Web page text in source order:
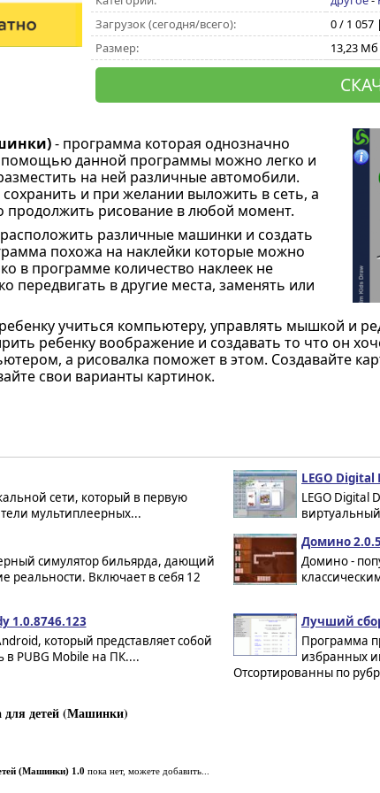
Загрузок (сегодня/всего):
0 / 1 057 |
Размер:
13,23 Мб
- программа которая однозначно
помощью данной программы можно легко и
на ней различные автомобили.
и при желании выложить в сеть, а
продолжить рисование в любой момент.
различные машинки и создать
похожа на наклейки которые можно
в программе количество наклеек не
передвигать в другие места, заменять или
учиться компьютеру, управлять мышкой и
ребенку воображение и создавать то что он
а рисовалка поможет в этом. Создавайте
свои варианты картинок.
сети, который в первую
мультиплеерных...
LEGO Digital
LEGO Digital
симулятор бильярда, дающий
Включает в себя 12
Домино
Домино -
1.0.8746.123
который представляет собой
в PUBG Mobile на ПК....
Лучший
Программа
избранных
Отсортированны по
для детей (Машинки)
(Машинки) 1.0 пока нет, можете добавить...